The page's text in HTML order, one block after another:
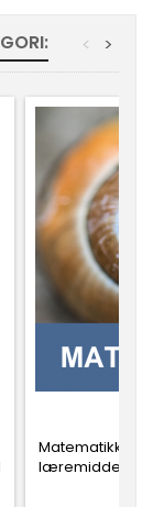
>
<
Matematikk for
læremiddel i